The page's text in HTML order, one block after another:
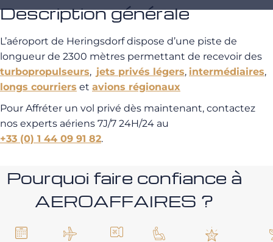
Description générale
L’aéroport de Heringsdorf dispose d’une piste de
longueur de 2300 mètres permettant de recevoir des
turbopropulseurs, jets privés légers, intermédiaires,
longs courriers et avions régionaux
Pour Affréter un vol privé dès maintenant, contactez
nos experts aériens 7J/7 24H/24 au
+33 (0) 1 44 09 91 82.
Pourquoi faire confiance à
AEROAFFAIRES ?